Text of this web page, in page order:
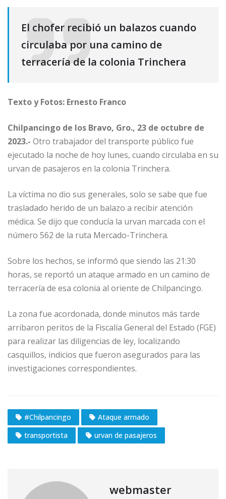
El chofer recibió un balazos cuando
circulaba por una camino de
terracería de la colonia Trinchera
Texto y Fotos: Ernesto Franco
Chilpancingo de los Bravo, Gro., 23 de octubre de
2023.- Otro trabajador del transporte público fue
ejecutado la noche de hoy lunes, cuando circulaba en su
urvan de pasajeros en la colonia Trinchera.
La víctima no dio sus generales, solo se sabe que fue
trasladado herido de un balazo a recibir atención
médica. Se dijo que conducía la urvan marcada con el
número 562 de la ruta Mercado-Trinchera.
Sobre los hechos, se informó que siendo las 21:30
horas, se reportó un ataque armado en un camino de
terracería de esa colonia al oriente de Chilpancingo.
La zona fue acordonada, donde minutos más tarde
arribaron peritos de la Fiscalía General del Estado (FGE)
para realizar las diligencias de ley, localizando
casquillos, indicios que fueron asegurados para las
investigaciones correspondientes.
#Chilpancingo
Ataque armado
transportista
urvan de pasajeros
webmaster